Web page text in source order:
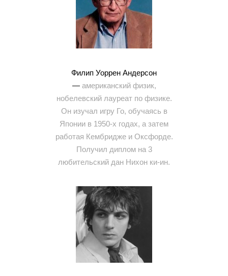
Филип Уоррен Андерсон
—американский физик,
нобелевский лауреат по физике.
Он изучал игру Го, обучаясь в
Японии в 1950-х годах, а затем
работая Кембридже и Оксфорде.
Получил диплом на 3
любительский дан Нихон ки-ин.